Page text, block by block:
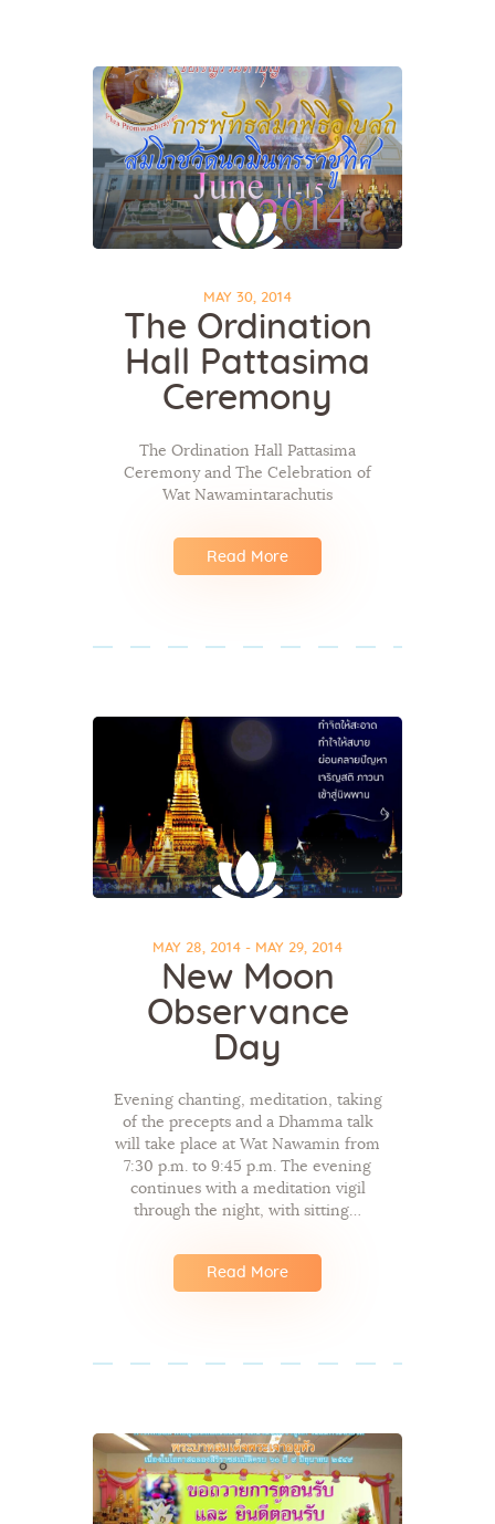
Home
About Us
Sunday School
Meditation
Galleries
Contact Us
MAY 30, 2014
The Ordination
Hall Pattasima
Ceremony
The Ordination Hall Pattasima
Ceremony and The Celebration of
Wat Nawamintarachutis
Read More
MAY 28, 2014 - MAY 29, 2014
New Moon
Observance
Day
Evening chanting, meditation, taking
of the precepts and a Dhamma talk
will take place at Wat Nawamin from
7:30 p.m. to 9:45 p.m. The evening
continues with a meditation vigil
through the night, with sitting…
Read More